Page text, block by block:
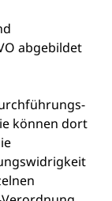
abgebildet
können dort